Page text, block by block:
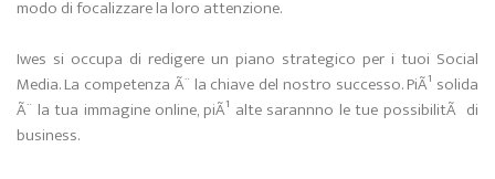
modo di focalizzare la loro attenzione.
Iwes si occupa di redigere un piano strategico per i tuoi Social
Media. La competenza Ã¨ la chiave del nostro successo. PiÃ¹ solida
Ã¨ la tua immagine online, piÃ¹ alte sarannno le tue possibilitÃ di
business.